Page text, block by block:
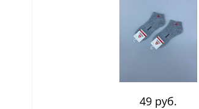
49 руб.